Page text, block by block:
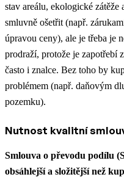
stav areálu, ekologické
smluvně ošetřit (např.
úpravou ceny), ale je třeba je
prodraží, protože je zapotřebí
často i znalce. Bez toho by
problémem (např. daňovým
pozemku).
Nutnost kvalitní
Smlouva o převodu podílu
obsáhlejší a složitější než